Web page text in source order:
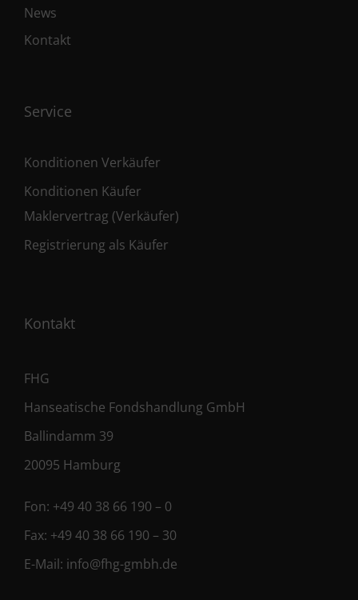
News
Kontakt
Service
Konditionen Verkäufer
Konditionen Käufer
Maklervertrag (Verkäufer)
Registrierung als Käufer
Kontakt
FHG
Hanseatische Fondshandlung GmbH
Ballindamm 39
20095 Hamburg
Fon: +49 40 38 66 190 – 0
Fax: +49 40 38 66 190 – 30
E-Mail: info@fhg-gmbh.de